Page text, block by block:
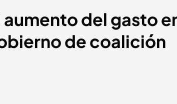
del gasto
de coalición